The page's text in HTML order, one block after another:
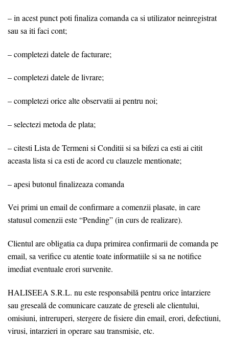
– in acest punct poti finaliza comanda ca si utilizator neinregistrat
sau sa iti faci cont;
– completezi datele de facturare;
– completezi datele de livrare;
– completezi orice alte observatii ai pentru noi;
– selectezi metoda de plata;
– citesti Lista de Termeni si Conditii si sa bifezi ca esti ai citit
aceasta lista si ca esti de acord cu clauzele mentionate;
– apesi butonul finalizeaza comanda
Vei primi un email de confirmare a comenzii plasate, in care
statusul comenzii este “Pending” (in curs de realizare).
Clientul are obligatia ca dupa primirea confirmarii de comanda pe
email, sa verifice cu atentie toate informatiile si sa ne notifice
imediat eventuale erori survenite.
HALISEEA S.R.L. nu este responsabilă pentru orice întarziere
sau greseală de comunicare cauzate de greseli ale clientului,
omisiuni, intreruperi, stergere de fisiere din email, erori, defectiuni,
virusi, intarzieri in operare sau transmisie, etc.